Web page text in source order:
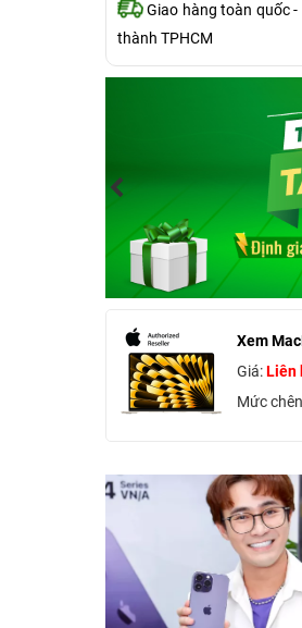
Giao hàng toàn quốc
thành TPHCM
Xem
Giá:Liên
Mức